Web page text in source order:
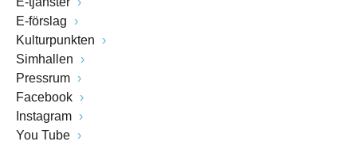
E-förslag
Kulturpunkten
Simhallen
Pressrum
Facebook
Instagram
You Tube